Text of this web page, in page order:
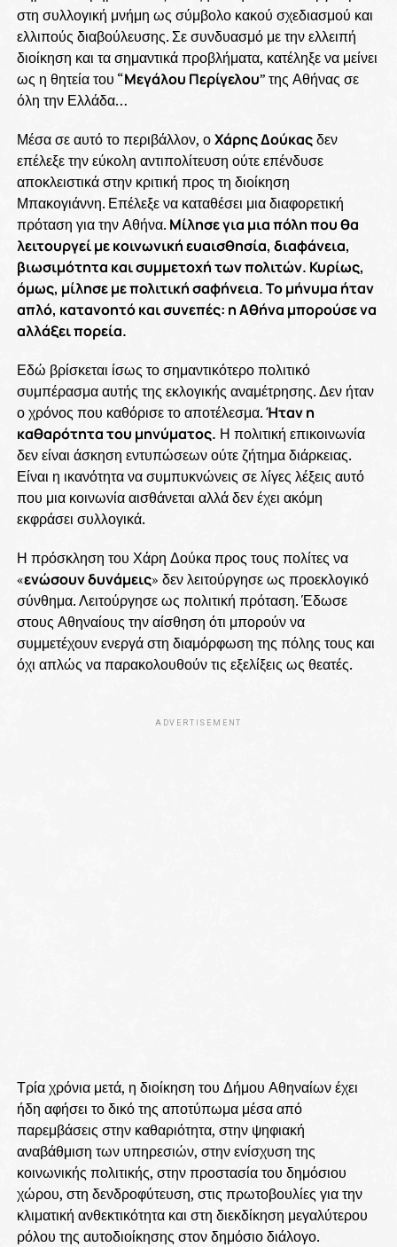
στη συλλογική μνήμη ως σύμβολο κακού σχεδιασμού και
ελλιπούς διαβούλευσης. Σε συνδυασμό με την ελλειπή
διοίκηση και τα σημαντικά προβλήματα, κατέληξε να μείνει
ως η θητεία του “Μεγάλου Περίγελου” της Αθήνας σε
όλη την Ελλάδα…
Μέσα σε αυτό το περιβάλλον, οΧάρης Δούκαςδεν
επέλεξε την εύκολη αντιπολίτευση ούτε επένδυσε
αποκλειστικά στην κριτική προς τη διοίκηση
Μπακογιάννη. Επέλεξε να καταθέσει μια διαφορετική
πρόταση για την Αθήνα. Μίλησε για μια πόλη που θα
λειτουργεί με κοινωνική ευαισθησία, διαφάνεια,
βιωσιμότητα και συμμετοχή των πολιτών. Κυρίως,
όμως, μίλησε με πολιτική σαφήνεια. Το μήνυμα ήταν
απλό, κατανοητό και συνεπές: η Αθήνα μπορούσε να
αλλάξει πορεία.
Εδώ βρίσκεται ίσως το σημαντικότερο πολιτικό
συμπέρασμα αυτής της εκλογικής αναμέτρησης. Δεν ήταν
ο χρόνος που καθόρισε το αποτέλεσμα.Ήταν η
καθαρότητα του μηνύματος. Η πολιτική επικοινωνία
δεν είναι άσκηση εντυπώσεων ούτε ζήτημα διάρκειας.
Είναι η ικανότητα να συμπυκνώνεις σε λίγες λέξεις αυτό
που μια κοινωνία αισθάνεται αλλά δεν έχει ακόμη
εκφράσει συλλογικά.
Η πρόσκληση του Χάρη Δούκα προς τους πολίτες να
«ενώσουν δυνάμεις» δεν λειτούργησε ως προεκλογικό
σύνθημα. Λειτούργησε ως πολιτική πρόταση. Έδωσε
στους Αθηναίους την αίσθηση ότι μπορούν να
συμμετέχουν ενεργά στη διαμόρφωση της πόλης τους και
όχι απλώς να παρακολουθούν τις εξελίξεις ως θεατές.
ADVERTISEMENT
Τρία χρόνια μετά, η διοίκηση του Δήμου Αθηναίων έχει
ήδη αφήσει το δικό της αποτύπωμα μέσα από
παρεμβάσεις στην καθαριότητα, στην ψηφιακή
αναβάθμιση των υπηρεσιών, στην ενίσχυση της
κοινωνικής πολιτικής, στην προστασία του δημόσιου
χώρου, στη δενδροφύτευση, στις πρωτοβουλίες για την
κλιματική ανθεκτικότητα και στη διεκδίκηση μεγαλύτερου
ρόλου της αυτοδιοίκησης στον δημόσιο διάλογο.